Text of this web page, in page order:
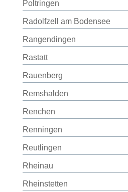
Poltringen
Radolfzell am Bodensee
Rangendingen
Rastatt
Rauenberg
Remshalden
Renchen
Renningen
Reutlingen
Rheinau
Rheinstetten